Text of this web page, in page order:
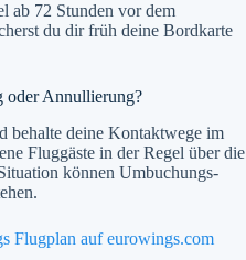
ab 72 Stunden vor dem
du dir früh deine Bordkarte
oder Annullierung?
behalte deine Kontaktwege im
Fluggäste in der Regel über die
können Umbuchungs-
Flugplan auf eurowings.com